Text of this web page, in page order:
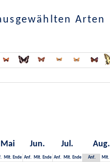
Arten
Mai Jun. Jul. Aug.
Mit. Ende Anf. Mit. Ende Anf. Mit. Ende Anf. Mit.